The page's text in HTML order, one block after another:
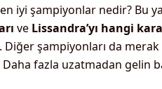
iyi şampiyonlar nedir? Bu
ve Lissandra’yı hangi
şampiyonları da merak
fazla uzatmadan gelin